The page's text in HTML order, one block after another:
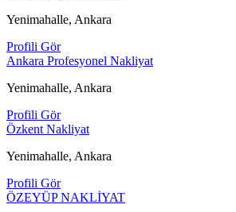
Yenimahalle, Ankara
Profili Gör
Ankara Profesyonel Nakliyat
Yenimahalle, Ankara
Profili Gör
Özkent Nakliyat
Yenimahalle, Ankara
Profili Gör
ÖZEYÜP NAKLİYAT